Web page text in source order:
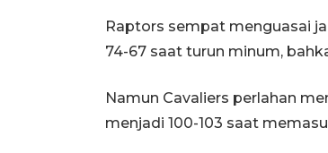
Raptors sempat menguasai
74-67 saat turun minum,
Namun Cavaliers perlahan
menjadi 100-103 saat